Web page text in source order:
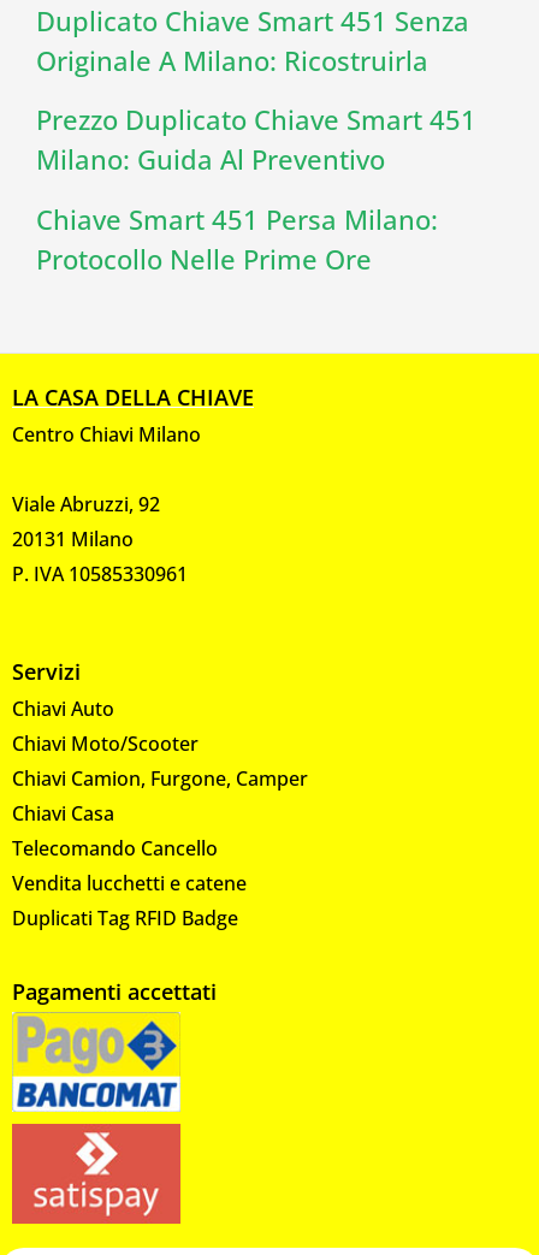
Duplicato Chiave Smart 451 Senza
Originale A Milano: Ricostruirla
Prezzo Duplicato Chiave Smart 451
Milano: Guida Al Preventivo
Chiave Smart 451 Persa Milano:
Protocollo Nelle Prime Ore
LA CASA DELLA CHIAVE
Centro Chiavi Milano
Viale Abruzzi, 92
20131 Milano
P. IVA 10585330961
Servizi
Chiavi Auto
Chiavi Moto/Scooter
Chiavi Camion, Furgone, Camper
Chiavi Casa
Telecomando Cancello
Vendita lucchetti e catene
Duplicati Tag RFID Badge
Pagamenti accettati